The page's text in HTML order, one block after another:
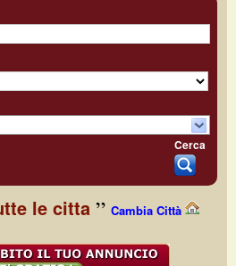
Cerca
le citta Cambia Città